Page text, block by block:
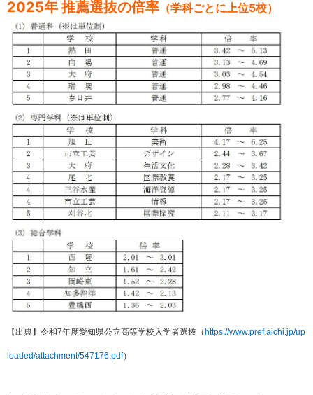
2025年 推薦選抜の倍率 （学科ごとに上位5校）
【出典】令和7年度愛知県公立高等学校入学者選抜（ https://www.pref.aichi.jp/up
loaded/attachment/547176.pdf）